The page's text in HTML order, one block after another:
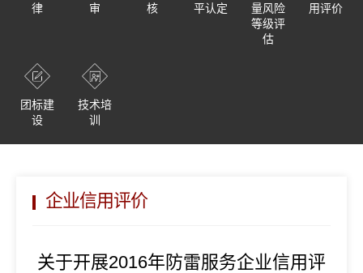
律
审
核
平认定
量风险
等级评
估
用评价
团标建
设
技术培
训
企业信用评价
关于开展2016年防雷服务企业信用评